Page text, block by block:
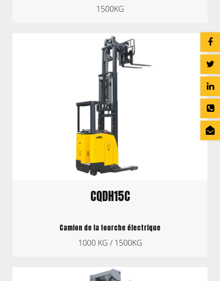
1500KG
CQDH15C
Camion de la fourche électrique
1000 KG / 1500KG